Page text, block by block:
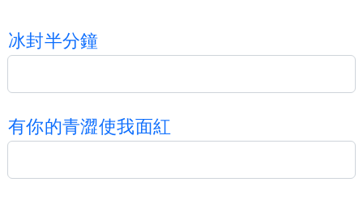
冰封半分鐘
有你的青澀使我面紅